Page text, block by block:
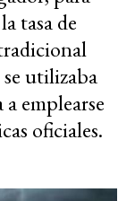
tasa de
utilizaba
emplearse
oficiales.